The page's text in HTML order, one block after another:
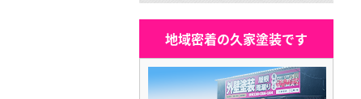
地域密着の久家塗装です